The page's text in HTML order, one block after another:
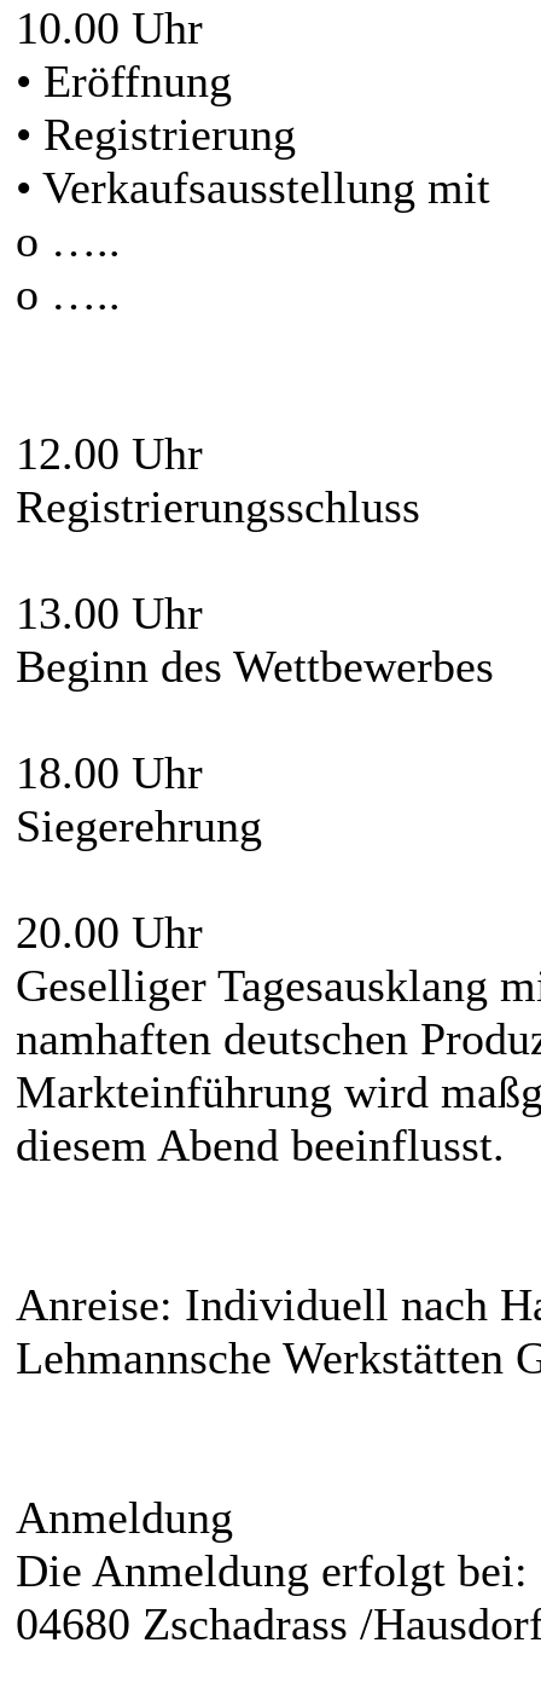
10.00 Uhr
• Eröffnung
• Registrierung
• Verkaufsausstellung mit
o …..
o …..
12.00 Uhr
Registrierungsschluss
13.00 Uhr
Beginn des Wettbewerbes
18.00 Uhr
Siegerehrung
20.00 Uhr
Geselliger Tagesausklang
namhaften deutschen
Markteinführung wird
diesem Abend beeinflusst.
Anreise: Individuell nach
Lehmannsche Werkstätten
Anmeldung
Die Anmeldung erfolgt bei:
04680 Zschadrass /